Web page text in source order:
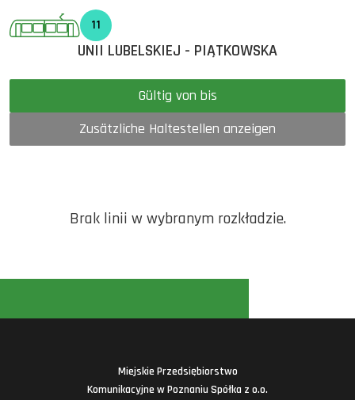
11
UNII LUBELSKIEJ - PIĄTKOWSKA
Gültig von bis
Zusätzliche Haltestellen anzeigen
Brak linii w wybranym rozkładzie.
Miejskie Przedsiębiorstwo
Komunikacyjne w Poznaniu Spółka z o.o.